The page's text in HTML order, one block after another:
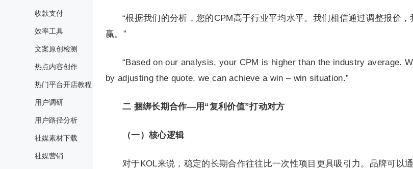
收款支付
效率工具
文案原创检测
热点内容创作
热门平台开店教程
用户调研
用户路径分析
社媒素材下载
社媒营销
“根据我们的分析，您的CPM高于行业平均水平。我们相信通过调整报价，
赢。”
“Based on our analysis, your CPM is higher than the industry average.
by adjusting the quote, we can achieve a win – win situation.”
二 捆绑长期合作—用“复利价值”打动对方
（一）核心逻辑
对于KOL来说，稳定的长期合作往往比一次性项目更具吸引力。品牌可以